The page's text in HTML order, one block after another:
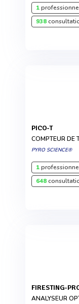
1
938
PICO-T
COMPTEUR DE
PYRO SCIENCE®
1
648
FIRESTING-
ANALYSEUR